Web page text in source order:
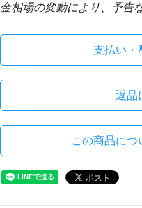
金相場の変動により、予告
支払い・
返品
この商品につ